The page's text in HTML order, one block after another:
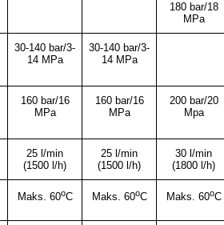
180 bar/18
MPa
30-140 bar/3-
14 MPa
30-140 bar/3-
14 MPa
160 bar/16
MPa
160 bar/16
MPa
200 bar/20
Mpa
25 l/min
(1500 l/h)
25 l/min
(1500 l/h)
30 l/min
(1800 l/h)
Maks. 60oC Maks. 60oC Maks. 60oC